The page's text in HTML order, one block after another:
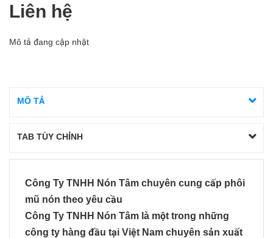
Liên hệ
Mô tả đang cập nhật
MÔ TẢ
TAB TÙY CHỈNH
Công Ty TNHH Nón Tâm chuyên cung cấp phôi
mũ nón theo yêu cầu
Công Ty TNHH Nón Tâm là một trong những
công ty hàng đầu tại Việt Nam chuyên sản xuất